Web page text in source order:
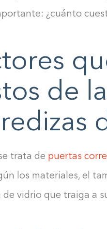
¿cuánto
de
trata de puertas
los materiales, el
de vidrio que traiga a